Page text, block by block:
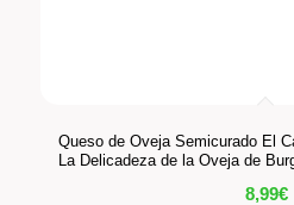
Queso de Oveja Semicurado El
La Delicadeza de la Oveja de
8,99€